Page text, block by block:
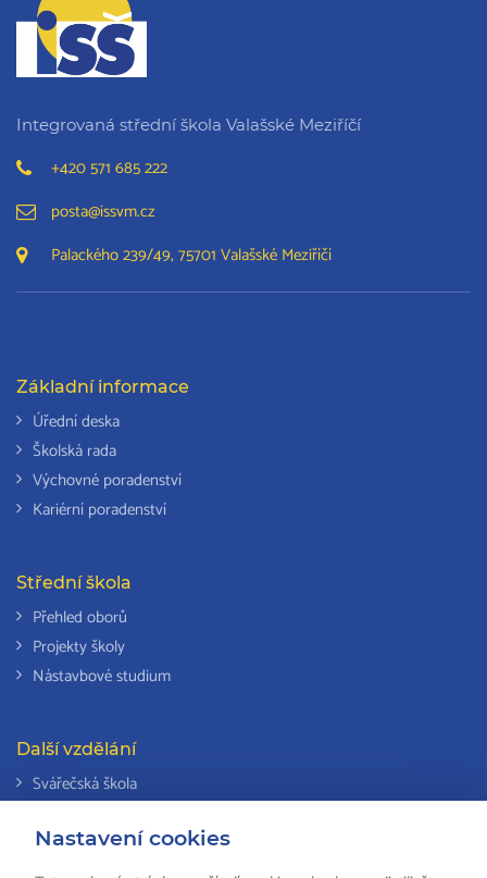
Nastavení cookies
Integrovaná střední škola Valašské Meziříčí
+420 571 685 222
posta@issvm.cz
Palackého 239/49, 75701 Valašské Meziříčí
Základní informace
Úřední deska
Školská rada
Výchovné poradenství
Kariérní poradenství
Střední škola
Přehled oborů
Projekty školy
Nástavbové studium
Další vzdělání
Svářečská škola
Národní soustava kvalifikací